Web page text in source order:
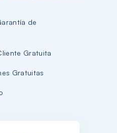
de
Gratuita
Gratuitas